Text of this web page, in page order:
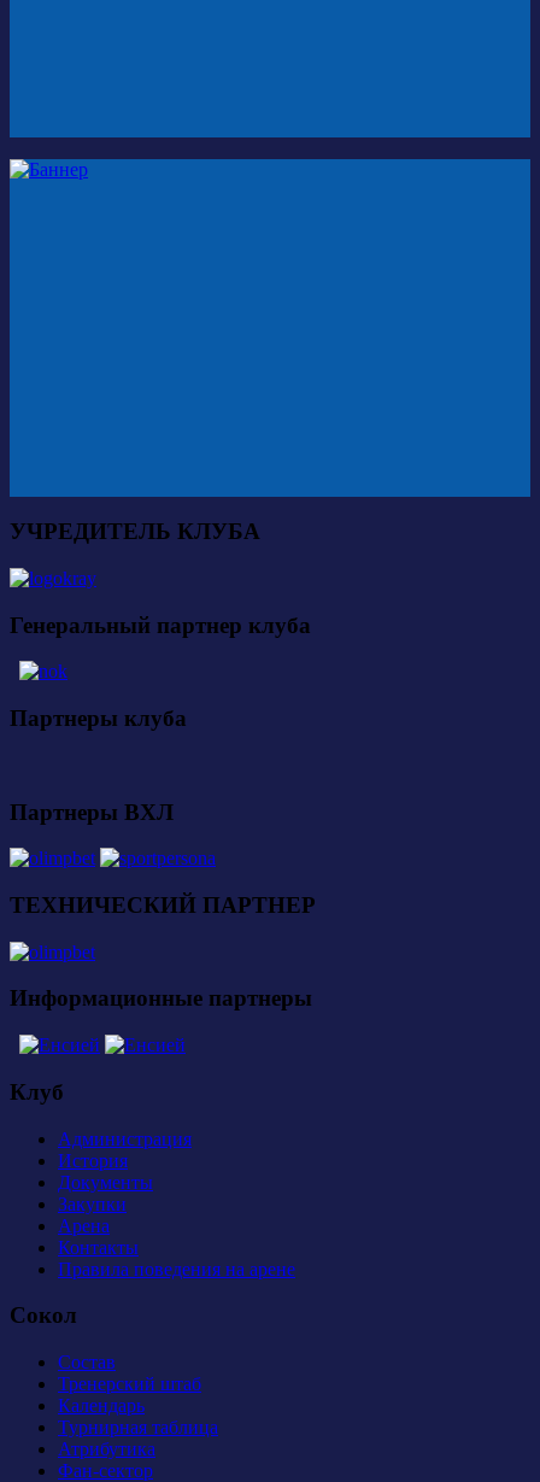
УЧРЕДИТЕЛЬ КЛУБА
Генеральный партнер клуба
Партнеры клуба
Партнеры ВХЛ
ТЕХНИЧЕСКИЙ ПАРТНЕР
Информационные партнеры
Клуб
Администрация
История
Документы
Закупки
Арена
Контакты
Правила поведения на арене
Сокол
Состав
Тренерский штаб
Календарь
Турнирная таблица
Атрибутика
Фан-сектор